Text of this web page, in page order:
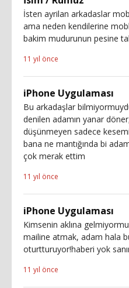
İsten ayrilan arkadaslar
ama neden kendilerine
bakim mudurunun pesine
11 yıl önce
iPhone Uygulaması
Bu arkadaşlar
denilen adamın yanar
düşünmeyen sadece
bana ne mantığında bi
çok merak ettim
11 yıl önce
iPhone Uygulaması
Kimsenin aklına
mailine atmak, adam hala
oturtturuyor!haberi yok
11 yıl önce